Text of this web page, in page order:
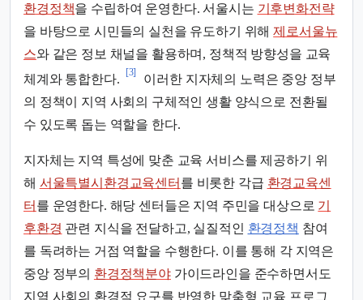
환경정책을 수립하여 운영한다. 서울시는 기후변화전략
을 바탕으로 시민들의 실천을 유도하기 위해제로서울뉴
스와 같은 정보 채널을 활용하며, 정책적 방향성을 교육
체계와 통합한다.
[3]
이러한 지자체의 노력은 중앙 정부
의 정책이 지역 사회의 구체적인 생활 양식으로 전환될
수 있도록 돕는 역할을 한다.
지자체는 지역 특성에 맞춘 교육 서비스를 제공하기 위
해 서울특별시환경교육센터 를 비롯한 각급 환경교육센
터 를 운영한다. 해당 센터들은 지역 주민을 대상으로 기
후환경 관련 지식을 전달하고, 실질적인 환경정책 참여
를 독려하는 거점 역할을 수행한다. 이를 통해 각 지역은
중앙 정부의 환경정책분야가이드라인을 준수하면서도
지역 사회의 환경적 요구를 반영한 맞춤형 교육 프로그